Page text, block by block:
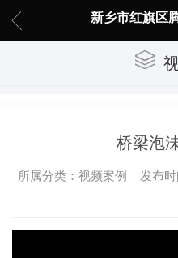
新乡市红旗区
桥梁泡
所属分类：视频案例 发布